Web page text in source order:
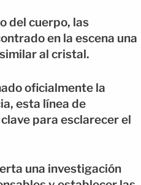
del cuerpo, las
en la escena una
al cristal.
oficialmente la
esta línea de
para esclarecer el
una investigación